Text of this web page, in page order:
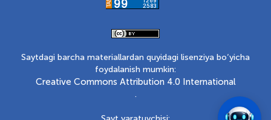
Saytdagi barcha materiallardan quyidagi lisenziya bo‘yicha
foydalanish mumkin:
Creative Commons Attribution 4.0 International
.